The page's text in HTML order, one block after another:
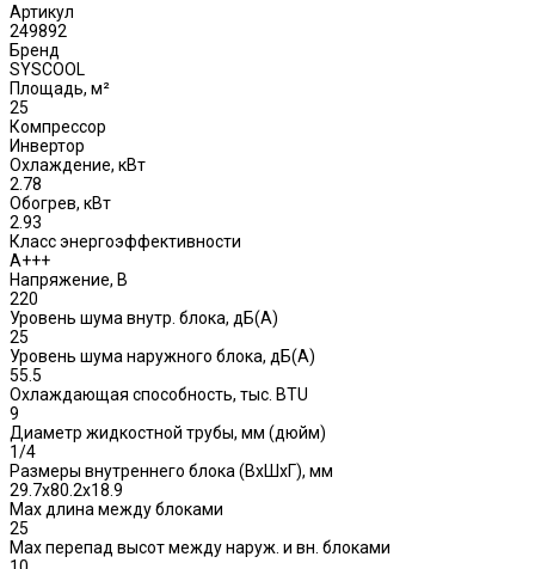
Артикул
249892
Бренд
SYSCOOL
Площадь, м²
25
Компрессор
Инвертор
Охлаждение, кВт
2.78
Обогрев, кВт
2.93
Класс энергоэффективности
A+++
Напряжение, В
220
Уровень шума внутр. блока, дБ(А)
25
Уровень шума наружного блока, дБ(A)
55.5
Охлаждающая способность, тыс. BTU
9
Диаметр жидкостной трубы, мм (дюйм)
1/4
Размеры внутреннего блока (ВхШхГ), мм
29.7x80.2x18.9
Max длина между блоками
25
Max перепад высот между наруж. и вн. блоками